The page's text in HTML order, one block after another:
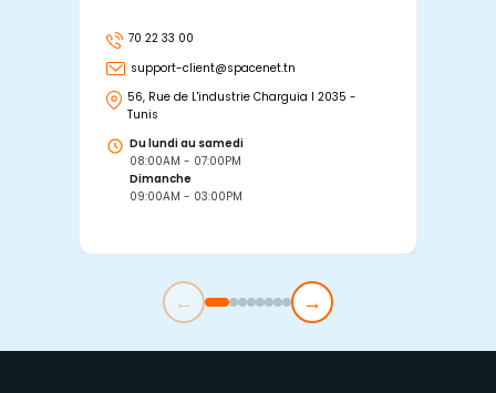
70 22 33 00
support-client@spacenet.tn
56, Rue de L'industrie Charguia I 2035 -
Tunis
Du lundi au samedi
08:00AM - 07:00PM
Dimanche
09:00AM - 03:00PM
← →